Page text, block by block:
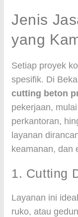
Jenis
yang
Setiap proyek
spesifik. Di
cutting beton
pekerjaan,
perkantoran,
layanan
keamanan, dan
1. Cutting
Layanan ini
ruko, atau